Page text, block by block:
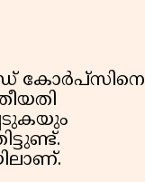
കോർപ്സിനെ